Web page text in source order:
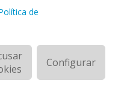
de
Configurar